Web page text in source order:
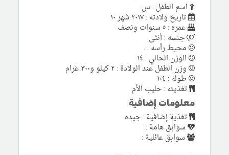
اسم الطفل : س
تاريخ ولادته : ٢٠١٧ شهر ١٠
عمره : ٥ سنوات ونصف
جنسه : أنثى
محيط رأسه : .
الوزن الحالي : ١٤
وزن الطفل عند الولادة : ٢ كيلو و٣٠٠ غرام
طوله : ١٠٤
تغذيته : حليب الأم
معلومات إضافية
تغذية إضافية : جيده
سوابق هامة :
سوابق عائلية :